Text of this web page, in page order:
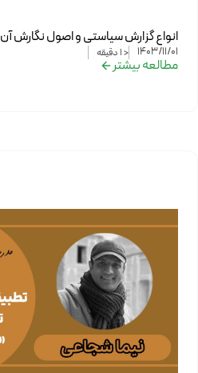
انواع گزارش سیاستی و اصول نگارش آن
1403/11/01
< 1 دقیقه
مطالعه بیشتر